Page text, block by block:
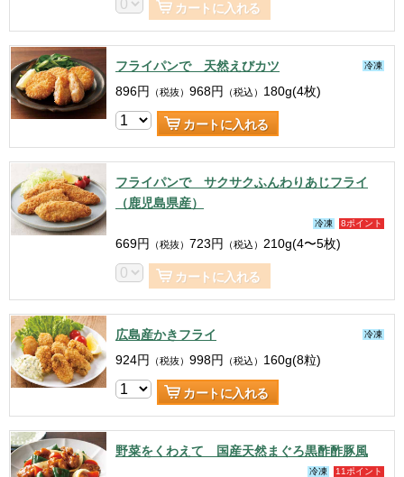
カートに入れる
フライパンで 天然えびカツ 冷凍
896円 （税抜） 968円 （税込） 180g(4枚)
カートに入れる
フライパンで サクサクふんわりあじフライ
（鹿児島県産）
8ポイント
冷凍
669円 （税抜） 723円 （税込） 210g(4〜5枚)
カートに入れる
広島産かきフライ 冷凍
924円 （税抜） 998円 （税込） 160g(8粒)
カートに入れる
野菜をくわえて 国産天然まぐろ黒酢酢豚風
11ポイント
冷凍